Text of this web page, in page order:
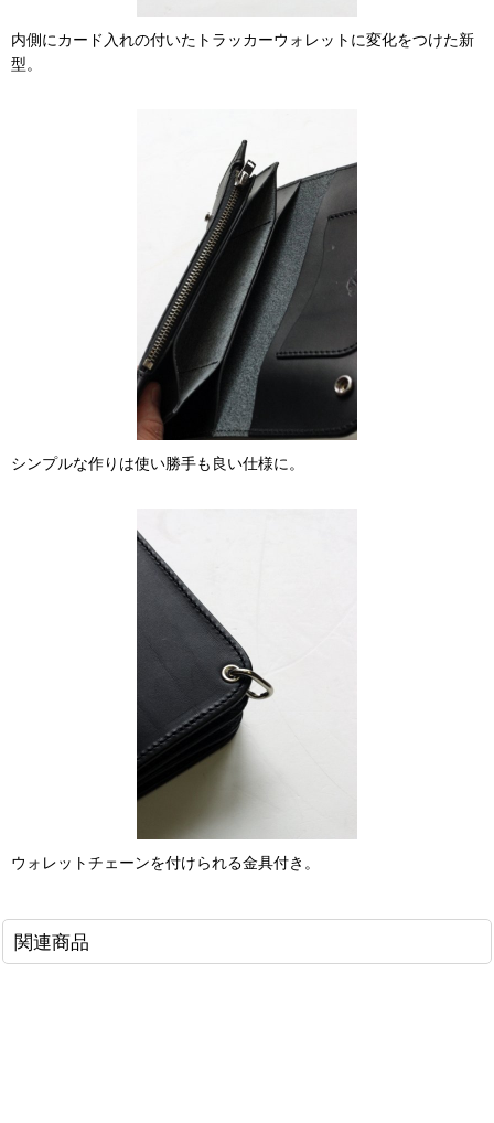
内側にカード入れの付いたトラッカーウォレットに変化をつけた新
型。
シンプルな作りは使い勝手も良い仕様に。
ウォレットチェーンを付けられる金具付き。
関連商品